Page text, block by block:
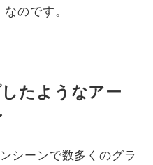
のです。
たようなアー
シーンで数多くのグラ